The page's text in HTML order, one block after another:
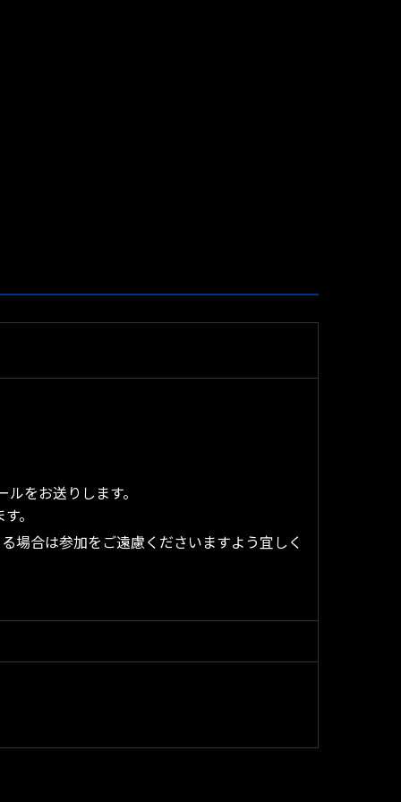
をお送りします。
。
場合は参加をご遠慮くださいますよう宜しく